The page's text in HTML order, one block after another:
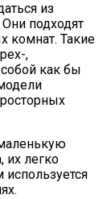
из
подходят
комнат. Такие
,
как бы
легко